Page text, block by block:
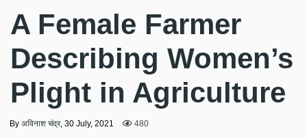
A Female Farmer
Describing Women’s
Plight in Agriculture
By अविनाश चंद्र, 30 July, 2021 480